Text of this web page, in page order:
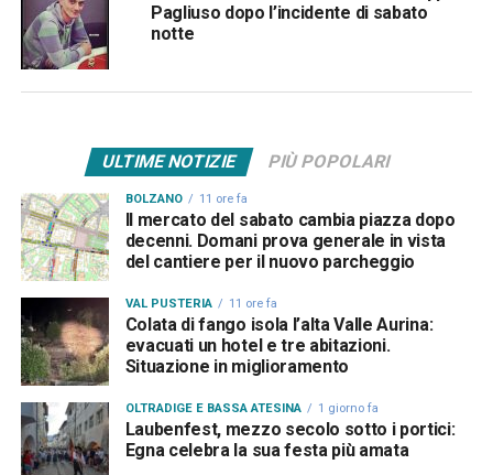
Pagliuso dopo l’incidente di sabato
notte
ULTIME NOTIZIE PIÙ POPOLARI
BOLZANO 11 ore fa
Il mercato del sabato cambia piazza dopo
decenni. Domani prova generale in vista
del cantiere per il nuovo parcheggio
VAL PUSTERIA 11 ore fa
Colata di fango isola l’alta Valle Aurina:
evacuati un hotel e tre abitazioni.
Situazione in miglioramento
OLTRADIGE E BASSA ATESINA 1 giorno fa
Laubenfest, mezzo secolo sotto i portici:
Egna celebra la sua festa più amata